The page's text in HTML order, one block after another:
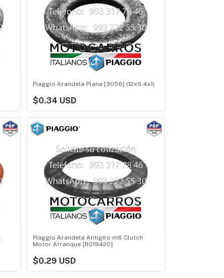
Piaggio Arandela Plana [3056] (12x6.4x1)
$0.34 USD
Piaggio Arandela Antigiro m6 Clutch
Motor Arranque [B019420]
$0.29 USD